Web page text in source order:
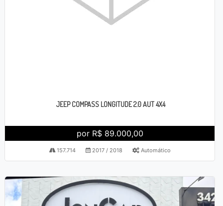
JEEP COMPASS LONGITUDE 2.0 AUT 4X4
por R$ 89.000,00
157.714 2017 / 2018 Automático